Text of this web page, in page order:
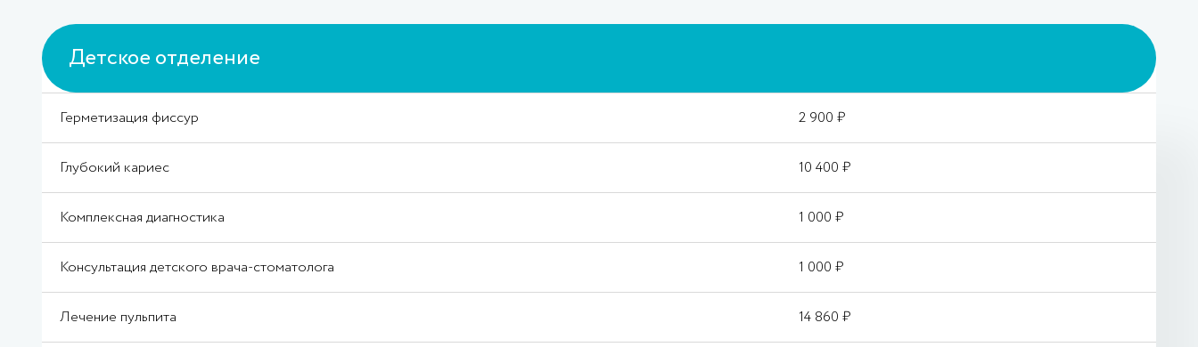
Детское отделение
Герметизация фиссур 2 900 ₽
Глубокий кариес 10 400 ₽
Комплексная диагностика 1 000 ₽
Консультация детского врача-стоматолога 1 000 ₽
Лечение пульпита 14 860 ₽